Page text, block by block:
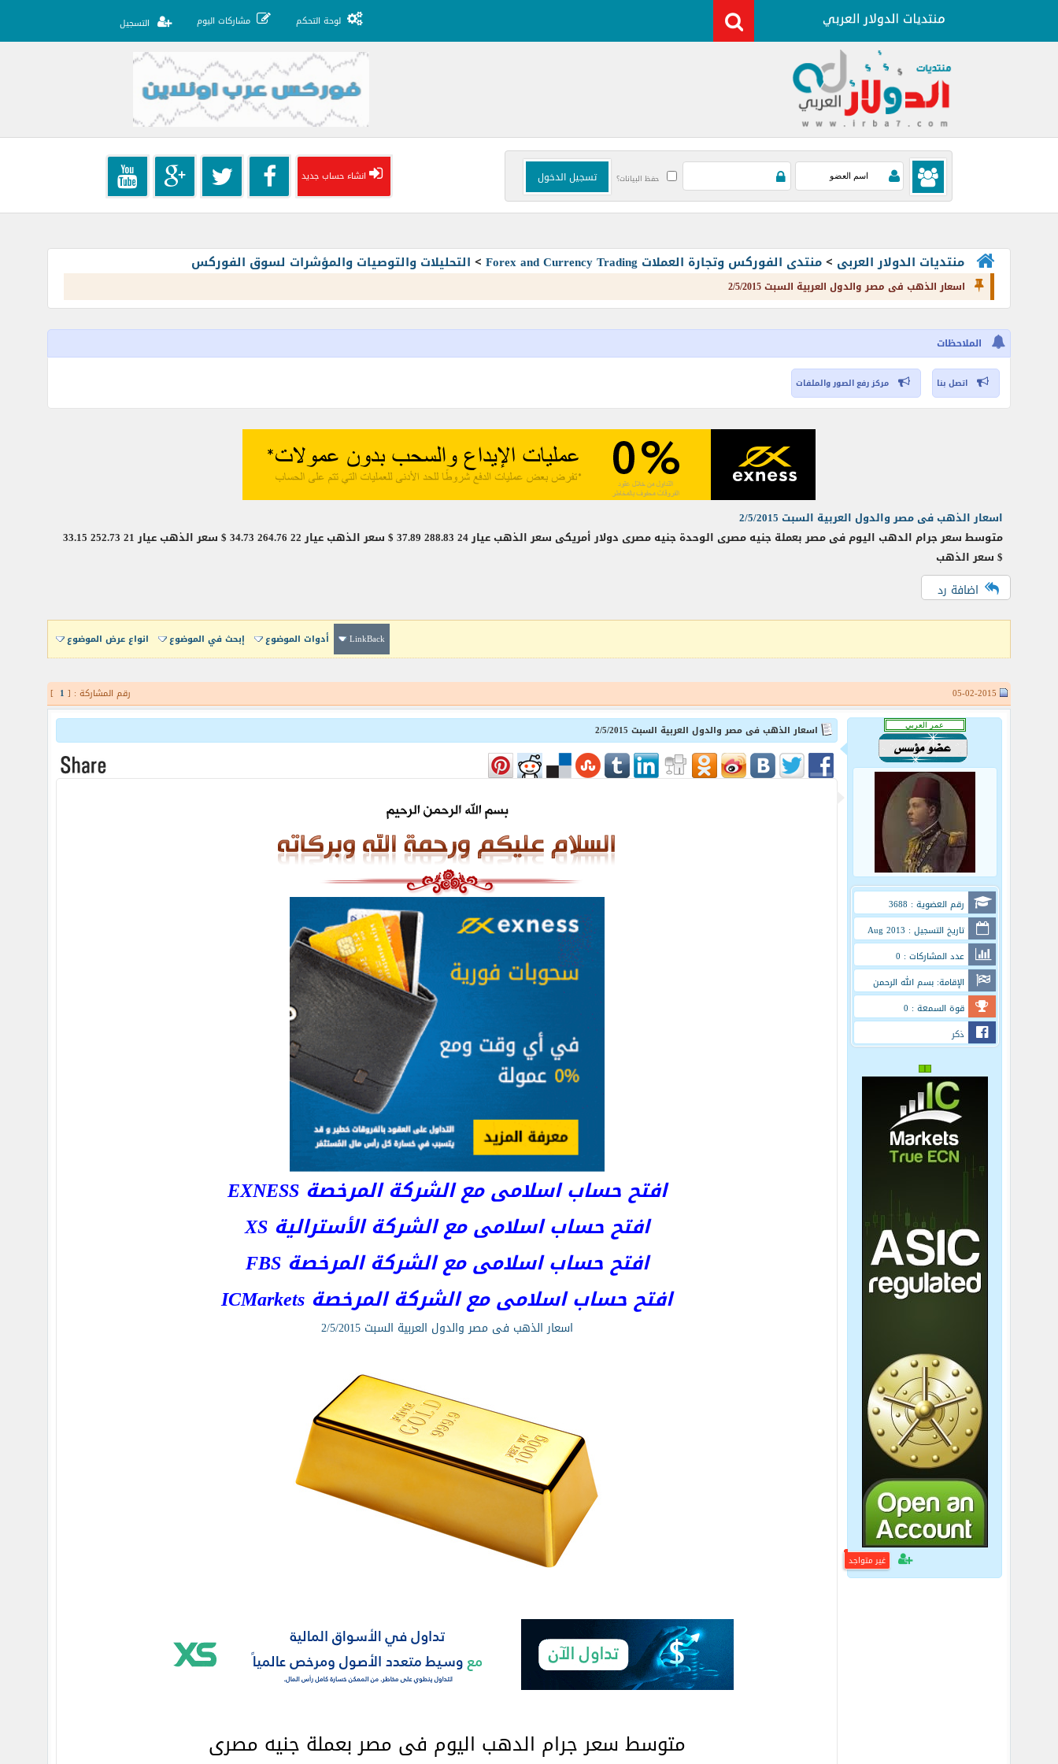
لوحة التحكم مشاركات اليوم التسجيل
حفظ البيانات؟ انشاء حساب جديد
منتديات الدولار العربى >منتدى الفوركس وتجارة العملات Forex and Currency Trading > التحليلات والتوصيات والمؤشرات لسوق الفوركس
اسعار الذهب فى مصر والدول العربية السبت 2/5/2015
الملاحظات
اتصل بنا مركز رفع الصور والملفات
اسعار الذهب فى مصر والدول العربية السبت 2/5/2015
متوسط سعر جرام الدهب اليوم فى مصر بعملة جنيه مصرى الوحدة جنيه مصرى دولار أمريكى سعر الذهب عيار 24 288.83 37.89 $ سعر الذهب عيار 22 264.76 34.73 $ سعر الذهب عيار 21 252.73 33.15
$ سعر الذهب
اضافة رد
LinkBack أدوات الموضوع إبحث في الموضوع انواع عرض الموضوع
رقم المشاركة : [ 1
]
رقم العضوية : 3688
تاريخ التسجيل : Aug 2013
عدد المشاركات : 0
الإقامة: بسم الله الرحمن
الرحيم
قوة السمعة : 0
ذكر
غير متواجد
اسعار الذهب فى مصر والدول العربية السبت 2/5/2015
افتح حساب اسلامى مع الشركة المرخصة EXNESS
افتح حساب اسلامى مع الشركة الأسترالية XS
افتح حساب اسلامى مع الشركة المرخصة FBS
افتح حساب اسلامى مع الشركة المرخصة ICMarkets
اسعار الذهب فى مصر والدول العربية السبت 2/5/2015
متوسط سعر جرام الدهب اليوم فى مصر بعملة جنيه مصرى